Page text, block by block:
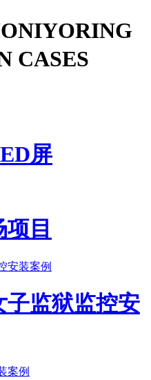
CASES
屏
目
子监狱监控安